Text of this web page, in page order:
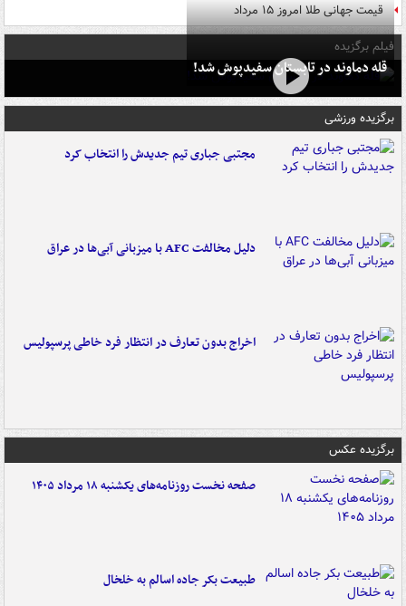
قیمت جهانی طلا امروز ۱۵ مرداد
فیلم برگزیده
قله دماوند در تابستان سفیدپوش شد!
برگزیده ورزشی
مجتبی جباری تیم جدیدش را انتخاب کرد
دلیل مخالفت AFC با میزبانی آبی‌ها در عراق
اخراج بدون تعارف در انتظار فرد خاطی پرسپولیس
برگزیده عکس
صفحه نخست روزنامه‌های یکشنبه ۱۸ مرداد ۱۴۰۵
طبیعت بکر جاده اسالم به خلخال